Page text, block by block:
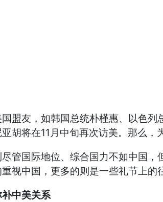
友，如韩国总统朴槿惠、以色列
胡将在11月中旬再次访美。那么
国际地位、综合国力不如中国，
视中国，更多的则是一些礼节上的
中美关系